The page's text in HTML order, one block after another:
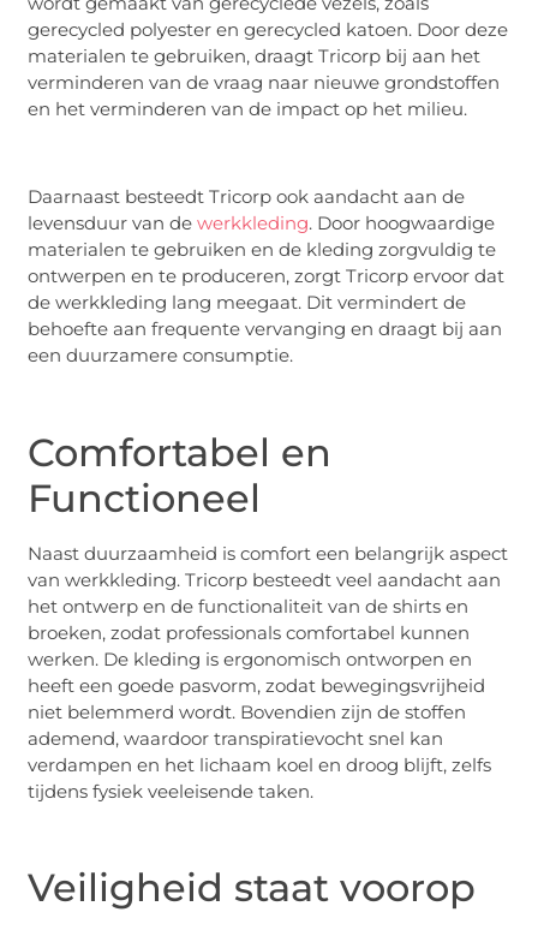
gerecycled polyester en gerecycled katoen. Door deze
materialen te gebruiken, draagt Tricorp bij aan het
verminderen van de vraag naar nieuwe grondstoffen
en het verminderen van de impact op het milieu.
Daarnaast besteedt Tricorp ook aandacht aan de
levensduur van dewerkkleding. Door hoogwaardige
materialen te gebruiken en de kleding zorgvuldig te
ontwerpen en te produceren, zorgt Tricorp ervoor dat
de werkkleding lang meegaat. Dit vermindert de
behoefte aan frequente vervanging en draagt bij aan
een duurzamere consumptie.
Comfortabel en
Functioneel
Naast duurzaamheid is comfort een belangrijk aspect
van werkkleding. Tricorp besteedt veel aandacht aan
het ontwerp en de functionaliteit van de shirts en
broeken, zodat professionals comfortabel kunnen
werken. De kleding is ergonomisch ontworpen en
heeft een goede pasvorm, zodat bewegingsvrijheid
niet belemmerd wordt. Bovendien zijn de stoffen
ademend, waardoor transpiratievocht snel kan
verdampen en het lichaam koel en droog blijft, zelfs
tijdens fysiek veeleisende taken.
Veiligheid staat voorop